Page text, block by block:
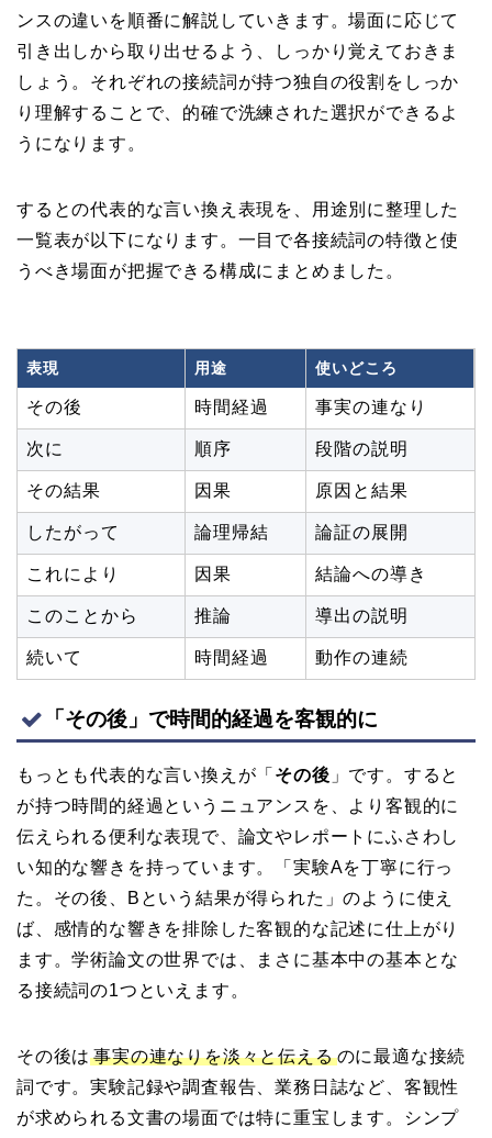
ンスの違いを順番に解説していきます。場面に応じて
引き出しから取り出せるよう、しっかり覚えておきま
しょう。それぞれの接続詞が持つ独自の役割をしっか
り理解することで、的確で洗練された選択ができるよ
うになります。
するとの代表的な言い換え表現を、用途別に整理した
一覧表が以下になります。一目で各接続詞の特徴と使
うべき場面が把握できる構成にまとめました。
表現 用途 使いどころ
その後 時間経過 事実の連なり
次に 順序 段階の説明
その結果 因果 原因と結果
したがって 論理帰結 論証の展開
これにより 因果 結論への導き
このことから 推論 導出の説明
続いて 時間経過 動作の連続
「その後」で時間的経過を客観的に
もっとも代表的な言い換えが「 その後 」です。すると
が持つ時間的経過というニュアンスを、より客観的に
伝えられる便利な表現で、論文やレポートにふさわし
い知的な響きを持っています。「実験Aを丁寧に行っ
た。その後、Bという結果が得られた」のように使え
ば、感情的な響きを排除した客観的な記述に仕上がり
ます。学術論文の世界では、まさに基本中の基本とな
る接続詞の1つといえます。
その後は事実の連なりを淡々と伝えるのに最適な接続
詞です。実験記録や調査報告、業務日誌など、客観性
が求められる文書の場面では特に重宝します。シンプ